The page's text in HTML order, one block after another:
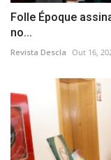
Folle Époque
no...
Revista Descla Out 16,